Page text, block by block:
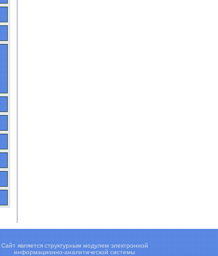
Сайт является структурным модулем электронной
информационно-аналитической системы